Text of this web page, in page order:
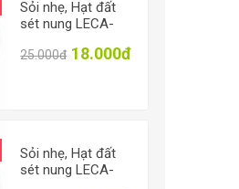
Sỏi nhẹ, Hạt đất
sét nung LECA-
clay pebbles LECA
25.000đ 18.000đ
Sỏi nhẹ, Hạt đất
sét nung LECA-